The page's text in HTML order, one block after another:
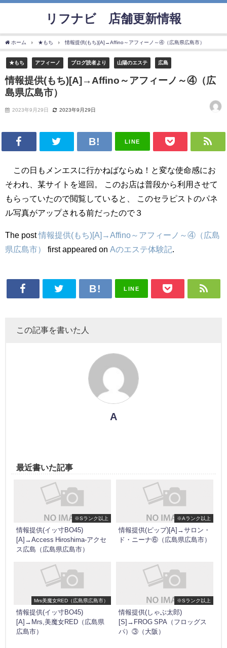
リフナビ®店舗更新情報
ホーム ★もち 情報提供(もち)[A]→Affino～アフィーノ～④（広島県広島市）
★もち アフィーノ ブログ読者より 山陽のエステ 広島
情報提供(もち)[A]→Affino～アフィーノ～④（広
島県広島市）
2023年9月29日 2023年9月29日
LINE
この日もメンエスに行かねばならぬ！と変な使命感にお
そわれ、某サイトを巡回。 このお店は普段から利用させて
もらっていたので閲覧していると、 このセラピストのパネ
ル写真がアップされる前だったので３
The post情報提供(もち)[A]→Affino～アフィーノ～④（広島
県広島市）
first appeared on Aのエステ体験記
LINE
この記事を書いた人
A
最近書いた記事
※Sランク以上
情報提供(イッ寸BO45)
[A]→Access Hiroshima-アクセ
ス広島（広島県広島市）
※Aランク以上
情報提供(ピップ)[A]→サロン・
ド・ニーナ⑥（広島県広島市）
Mrs美魔女RED（広島県広島市）
情報提供(イッ寸BO45)
[A]→Mrs,美魔女RED（広島県
広島市）
※Sランク以上
情報提供(しゃぶ太郎)
[S]→FROG SPA（フロッグス
パ）③（大阪）